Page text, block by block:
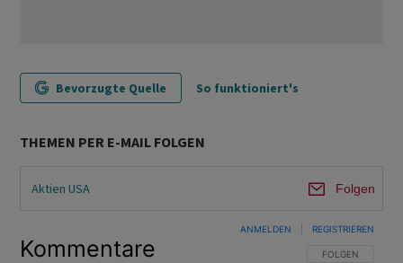
Bevorzugte Quelle So funktioniert's
THEMEN PER E-MAIL FOLGEN
Aktien USA Folgen
Kommentare FOLGE DIESER
FOLGEN
ANMELDEN REGISTRIEREN